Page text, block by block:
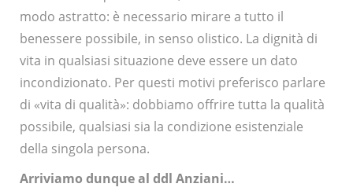
modo astratto: è necessario mirare a tutto il
benessere possibile, in senso olistico. La dignità di
vita in qualsiasi situazione deve essere un dato
incondizionato. Per questi motivi preferisco parlare
di «vita di qualità»: dobbiamo offrire tutta la qualità
possibile, qualsiasi sia la condizione esistenziale
della singola persona.
Arriviamo dunque al ddl Anziani…